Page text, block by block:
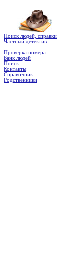
Поиск людей, справки
Частный детектив
Проверка номера
Банк людей
Поиск
Контакты
Справочник
Родственники